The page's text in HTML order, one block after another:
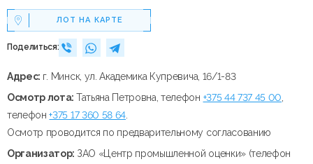
ЛОТ НА КАРТЕ
Поделиться:
Адрес: г. Минск, ул. Академика Купревича, 16/1-83
Осмотр лота: Татьяна Петровна, телефон +375 44 737 45 00
телефон+375 17 360 58 64
Осмотр проводится по предварительному согласованию
Организатор: ЗАО «Центр промышленной оценки» (телефон